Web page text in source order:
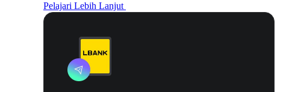
Pelajari Lebih Lanjut